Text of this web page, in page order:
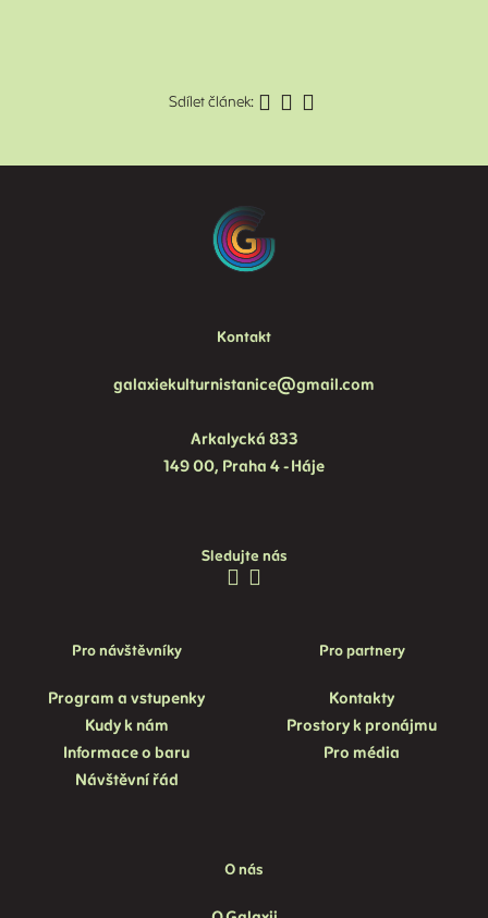
Sdílet článek:
Kontakt
galaxiekulturnistanice@gmail.com
Arkalycká 833
149 00, Praha 4 - Háje
Sledujte nás
Pro návštěvníky
Program a vstupenky
Kudy k nám
Informace o baru
Návštěvní řád
Pro partnery
Kontakty
Prostory k pronájmu
Pro média
O nás